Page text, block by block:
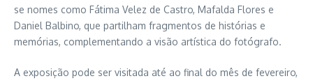
se nomes como Fátima Velez de Castro, Mafalda Flores e
Daniel Balbino, que partilham fragmentos de histórias e
memórias, complementando a visão artística do fotógrafo.
A exposição pode ser visitada até ao final do mês de fevereiro,